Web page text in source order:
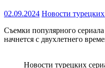
02.09.2024 Новости
Съемки популярного
начнется с двухлетнего
Новости турецких